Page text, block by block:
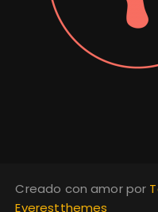
Creado con amor por
Everestthemes